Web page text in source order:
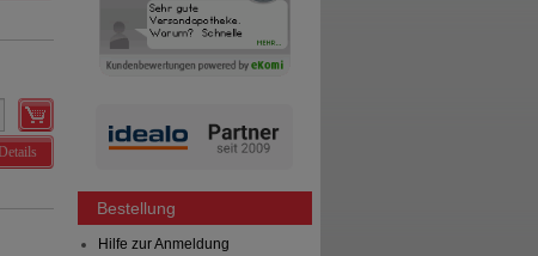
Details
Bestellung
Hilfe zur Anmeldung